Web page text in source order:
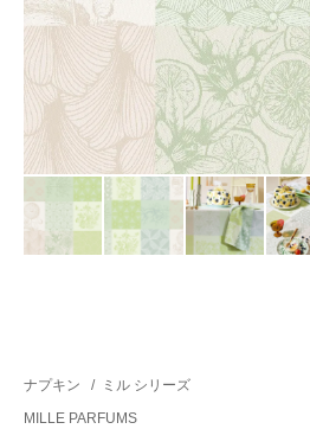
ナプキン /
ミル シリーズ
MILLE PARFUMS